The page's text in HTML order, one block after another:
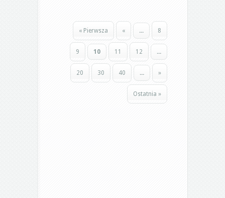
lepszej
efektywności
i
komfortu
pracy
« Pierwsza « ... 8
9 10 11 12 ...
20 30 40 ... »
Ostatnia »